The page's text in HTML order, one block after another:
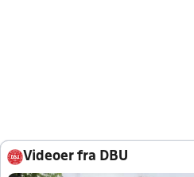
Videoer fra DBU